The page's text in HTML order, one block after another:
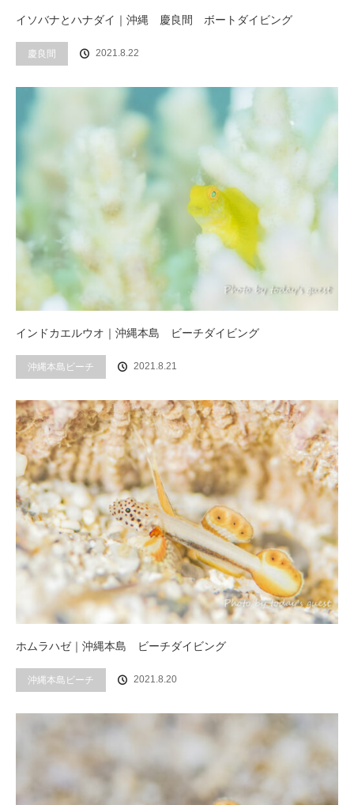
イソバナとハナダイ｜沖縄 慶良間 ボートダイビング
慶良間 2021.8.22
インドカエルウオ｜沖縄本島 ビーチダイビング
沖縄本島ビーチ 2021.8.21
ホムラハゼ｜沖縄本島 ビーチダイビング
沖縄本島ビーチ 2021.8.20